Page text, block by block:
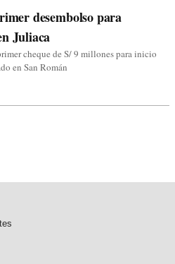
desembolso para
Juliaca
cheque de S/ 9 millones para inicio
en San Román